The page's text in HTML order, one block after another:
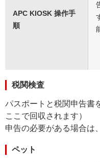
APC KIOSK 操作手
順
税関検査
パスポートと税関申告書
ここで回収されます）
申告の必要がある場合は
ペット